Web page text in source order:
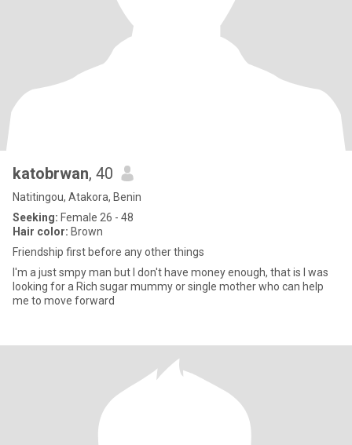
katobrwan, 40
Natitingou, Atakora, Benin
Seeking: Female 26 - 48
Hair color: Brown
Friendship first before any other things
I'm a just smpy man but I don't have money enough, that is I was
looking for a Rich sugar mummy or single mother who can help
me to move forward